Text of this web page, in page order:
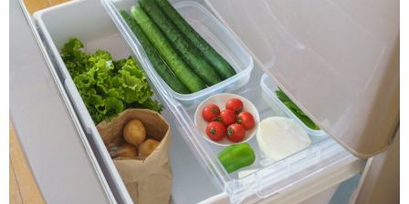
お金
掃除
マナー
食材辞典
おすすめ